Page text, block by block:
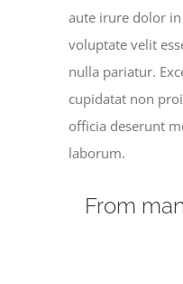
aute irure dolor
voluptate velit
nulla pariatur.
cupidatat non
officia deserunt
laborum.
From